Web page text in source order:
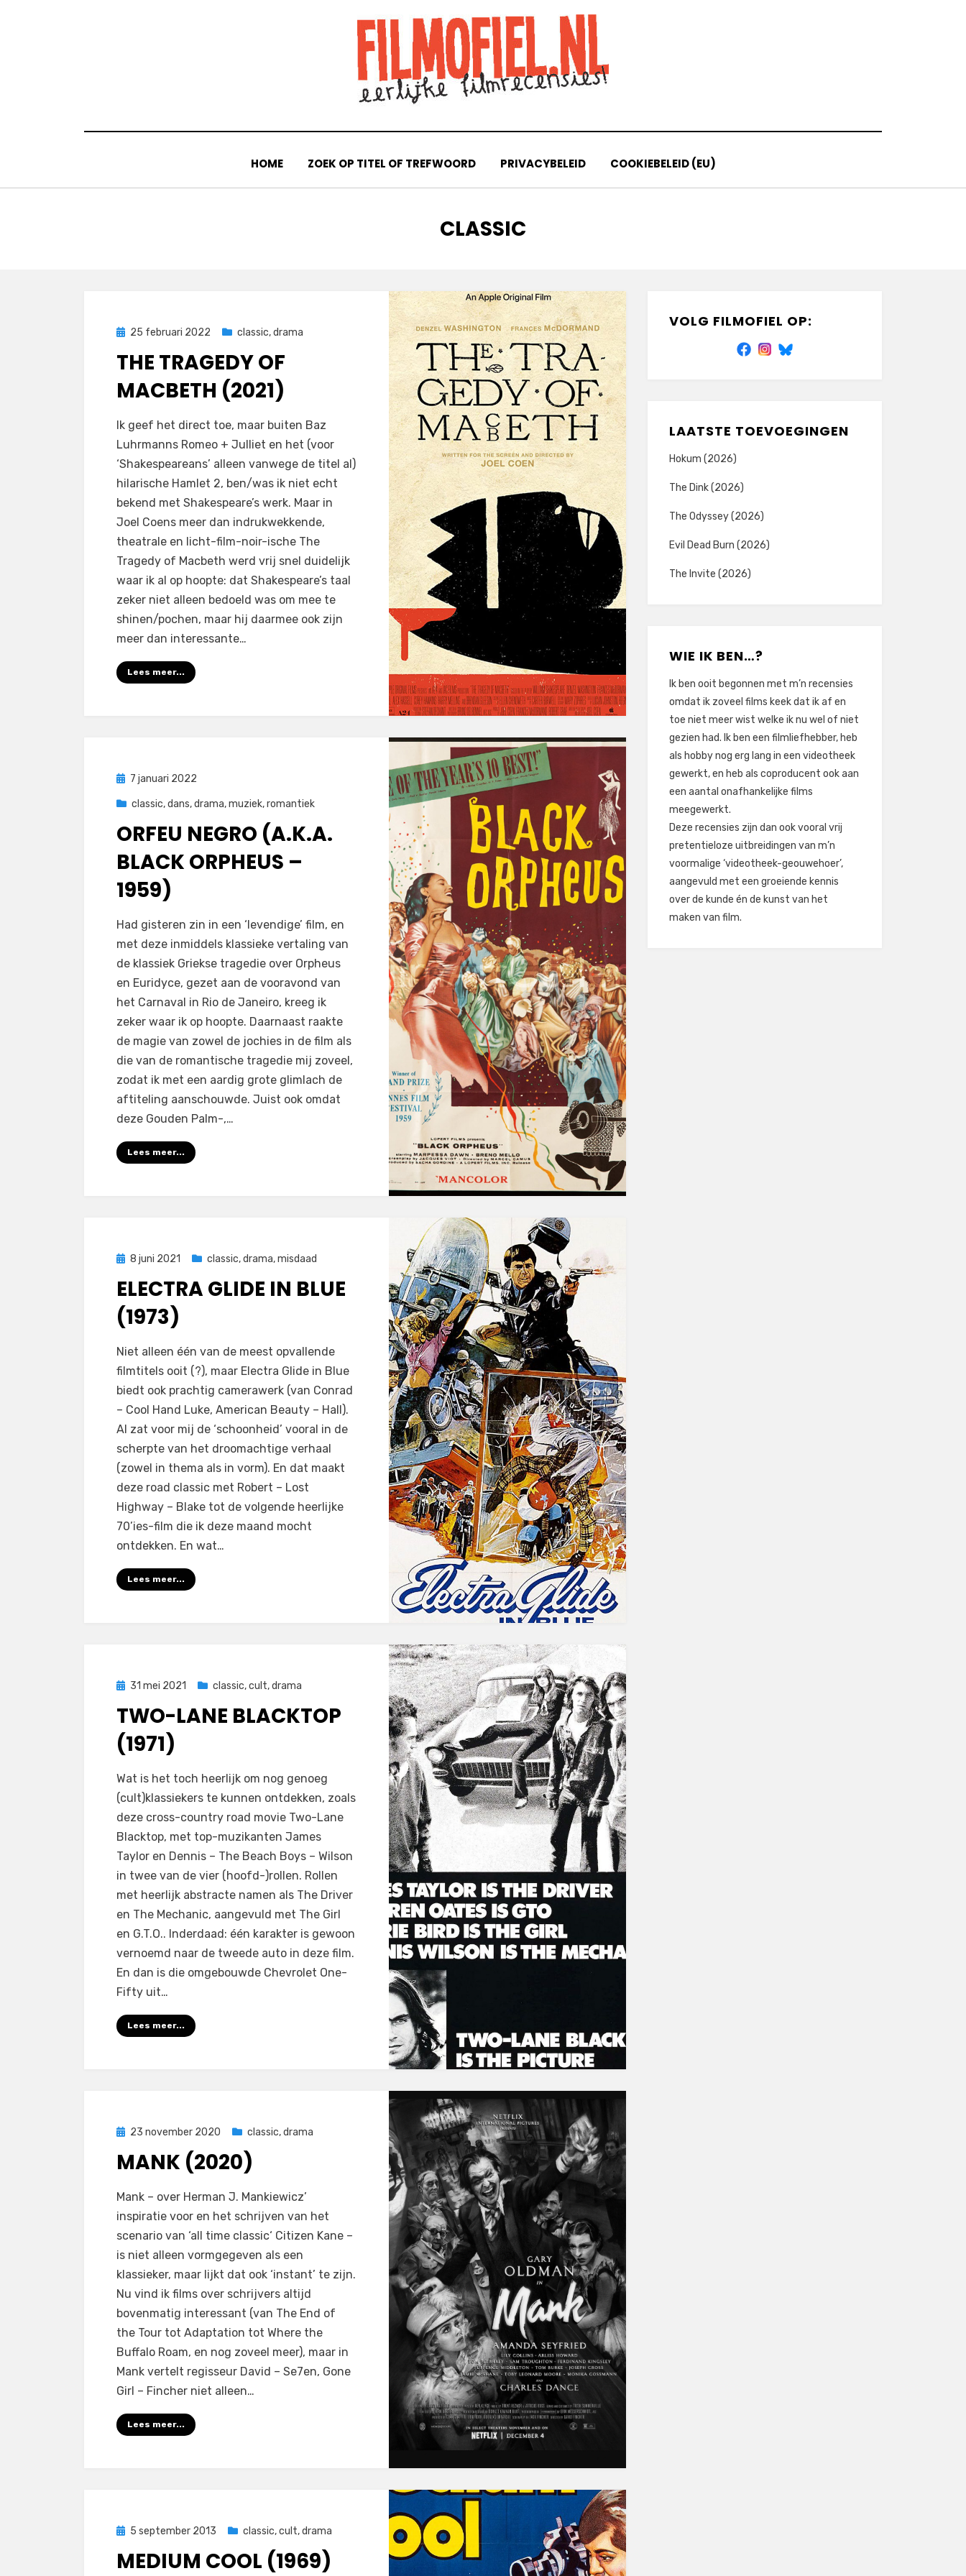
HOME ZOEK OP TITEL OF TREFWOORD PRIVACYBELEID COOKIEBELEID (EU)
CATEGORIE
:
CLASSIC
Geplaatst
25 februari 2022 classic,drama
THE TRAGEDY OF
MACBETH (2021)
door Filmofiel.nl
Ik geef het direct toe, maar buiten Baz
Luhrmanns Romeo + Julliet en het (voor
‘Shakespeareans’ alleen vanwege de titel al)
hilarische Hamlet 2, ben/was ik niet echt
bekend met Shakespeare’s werk. Maar in
Joel Coens meer dan indrukwekkende,
theatrale en licht-film-noir-ische The
Tragedy of Macbeth werd vrij snel duidelijk
waar ik al op hoopte: dat Shakespeare’s taal
zeker niet alleen bedoeld was om mee te
shinen/pochen, maar hij daarmee ook zijn
meer dan interessante…
Lees meer...
Geplaatst
7 januari 2022
classic,dans,drama,muziek,romantiek
ORFEU NEGRO (A.K.A.
BLACK ORPHEUS –
1959)
doorFilmofiel.nl
Had gisteren zin in een ‘levendige’ film, en
met deze inmiddels klassieke vertaling van
de klassiek Griekse tragedie over Orpheus
en Euridyce, gezet aan de vooravond van
het Carnaval in Rio de Janeiro, kreeg ik
zeker waar ik op hoopte. Daarnaast raakte
de magie van zowel de jochies in de film als
die van de romantische tragedie mij zoveel,
zodat ik met een aardig grote glimlach de
aftiteling aanschouwde. Juist ook omdat
deze Gouden Palm-,…
Lees meer...
Geplaatst
8 juni 2021 classic,drama,misdaad
ELECTRA GLIDE IN BLUE
(1973)
doorFilmofiel.nl
Niet alleen één van de meest opvallende
filmtitels ooit (?), maar Electra Glide in Blue
biedt ook prachtig camerawerk (van Conrad
– Cool Hand Luke, American Beauty – Hall).
Al zat voor mij de ‘schoonheid’ vooral in de
scherpte van het droomachtige verhaal
(zowel in thema als in vorm). En dat maakt
deze road classic met Robert – Lost
Highway – Blake tot de volgende heerlijke
70’ies-film die ik deze maand mocht
ontdekken. En wat…
Lees meer...
Geplaatst
31 mei 2021 classic,cult,drama
TWO-LANE BLACKTOP
(1971)
doorFilmofiel.nl
Wat is het toch heerlijk om nog genoeg
(cult)klassiekers te kunnen ontdekken, zoals
deze cross-country road movie Two-Lane
Blacktop, met top-muzikanten James
Taylor en Dennis – The Beach Boys – Wilson
in twee van de vier (hoofd-)rollen. Rollen
met heerlijk abstracte namen als The Driver
en The Mechanic, aangevuld met The Girl
en G.T.O.. Inderdaad: één karakter is gewoon
vernoemd naar de tweede auto in deze film.
En dan is die omgebouwde Chevrolet One-
Fifty uit…
Lees meer...
Geplaatst
23 november 2020 classic,drama
MANK (2020)
door Filmofiel.nl
Laat een reactie achter op
Mank
Mank – over Herman J. Mankiewicz’
inspiratie voor en het schrijven van het
scenario van ‘all time classic‘ Citizen Kane –
is niet alleen vormgegeven als een
klassieker, maar lijkt dat ook ‘instant’ te zijn.
Nu vind ik films over schrijvers altijd
bovenmatig interessant (van The End of
the Tour tot Adaptation tot Where the
Buffalo Roam, en nog zoveel meer), maar in
Mank vertelt regisseur David – Se7en, Gone
Girl – Fincher niet alleen…
Lees meer...
Geplaatst
5 september 2013 classic,cult,drama
MEDIUM COOL (1969)
VOLG FILMOFIEL OP:
LAATSTE TOEVOEGINGEN
Hokum (2026)
The Dink (2026)
The Odyssey (2026)
Evil Dead Burn (2026)
The Invite (2026)
WIE IK BEN…?
Ik ben ooit begonnen met m’n recensies
omdat ik zoveel films keek dat ik af en
toe niet meer wist welke ik nu wel of niet
gezien had. Ik ben een filmliefhebber, heb
als hobby nog erg lang in een videotheek
gewerkt, en heb als coproducent ook aan
een aantal onafhankelijke films
meegewerkt.
Deze recensies zijn dan ook vooral vrij
pretentieloze uitbreidingen van m’n
voormalige ‘videotheek-geouwehoer’,
aangevuld met een groeiende kennis
over de kunde én de kunst van het
maken van film.